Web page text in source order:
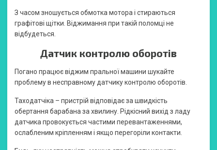
З часом зношується обмотка мотора і стираються
графітові щітки. Віджимання при такій поломці не
відбудеться.
Датчик контролю оборотів
Погано працює віджим пральної машини шукайте
проблему в несправному датчику контролю оборотів.
Таходатчіка – пристрій відповідає за швидкість
обертання барабана за хвилину. Рідкісний вихід з ладу
датчика провокується частими перевантаженнями,
ослабленим кріпленням і якщо перегоріли контакти.